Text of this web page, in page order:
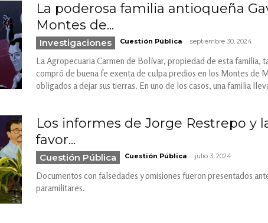
La poderosa familia antioqueña
Montes de...
Investigaciones Cuestión Pública - septiembre 30, 2024
La Agropecuaria Carmen de Bolívar, propiedad de esta familia,
compró de buena fe exenta de culpa predios en los Montes de
obligados a dejar sus tierras. En uno de los casos, una familia
Los informes de Jorge Restrepo y
favor...
Cuestión Pública Cuestión Pública - julio 3, 2024
Documentos con falsedades y omisiones fueron presentados
paramilitares.